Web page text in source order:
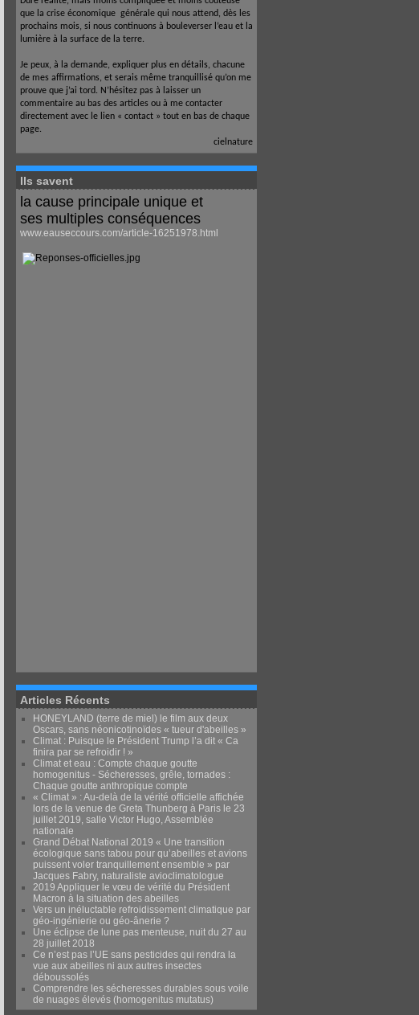
que la crise économique générale qui nous attend, dès les
prochains mois, si nous continuons à bouleverser l’eau et la
lumière à la surface de la terre.
Je peux, à la demande, expliquer plus en détails, chacune
de mes affirmations, et serais même tranquillisé qu’on me
prouve que j’ai tord. N’hésitez pas à laisser un
commentaire au bas des articles ou à me contacter
directement avec le lien « contact » tout en bas de chaque
page.
cielnature
Ils savent
la cause principale unique et
ses multiples conséquences
www.eauseccours.com/article-16251978.html
Articles Récents
HONEYLAND (terre de miel) le film aux deux
Oscars, sans néonicotinoïdes « tueur d'abeilles »
Climat : Puisque le Président Trump l’a dit « Ca
finira par se refroidir ! »
Climat et eau : Compte chaque goutte
homogenitus - Sécheresses, grêle, tornades :
Chaque goutte anthropique compte
« Climat » : Au-delà de la vérité officielle affichée
lors de la venue de Greta Thunberg à Paris le 23
juillet 2019, salle Victor Hugo, Assemblée
nationale
Grand Débat National 2019 « Une transition
écologique sans tabou pour qu’abeilles et avions
puissent voler tranquillement ensemble » par
Jacques Fabry, naturaliste avioclimatologue
2019 Appliquer le vœu de vérité du Président
Macron à la situation des abeilles
Vers un inéluctable refroidissement climatique par
géo-ingénierie ou géo-ânerie ?
Une éclipse de lune pas menteuse, nuit du 27 au
28 juillet 2018
Ce n’est pas l’UE sans pesticides qui rendra la
vue aux abeilles ni aux autres insectes
déboussolés
Comprendre les sécheresses durables sous voile
de nuages élevés (homogenitus mutatus)